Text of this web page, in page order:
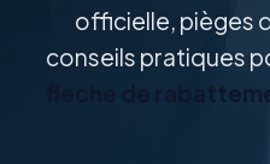
officielle, pièges
conseils pratiques
fleche de